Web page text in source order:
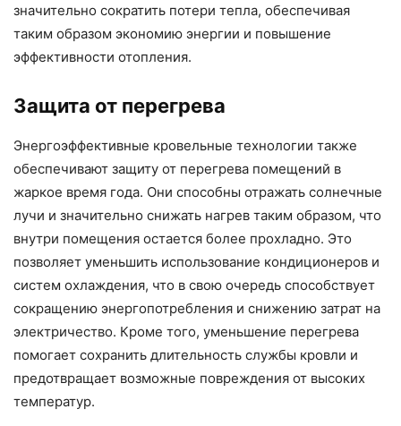
значительно сократить потери тепла, обеспечивая
таким образом экономию энергии и повышение
эффективности отопления.
Защита от перегрева
Энергоэффективные кровельные технологии также
обеспечивают защиту от перегрева помещений в
жаркое время года. Они способны отражать солнечные
лучи и значительно снижать нагрев таким образом, что
внутри помещения остается более прохладно. Это
позволяет уменьшить использование кондиционеров и
систем охлаждения, что в свою очередь способствует
сокращению энергопотребления и снижению затрат на
электричество. Кроме того, уменьшение перегрева
помогает сохранить длительность службы кровли и
предотвращает возможные повреждения от высоких
температур.